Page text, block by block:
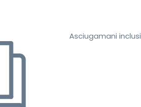
Asciugamani inclusi